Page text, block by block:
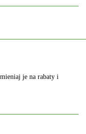
je na rabaty i